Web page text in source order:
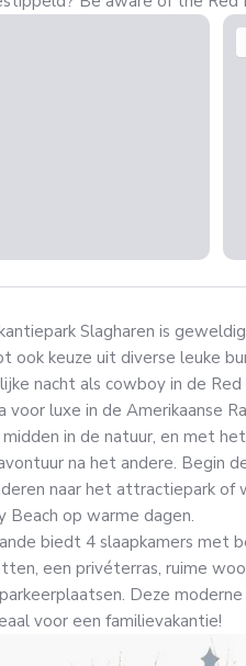
Slagharen is
ook keuze uit diverse leuke
nacht als cowboy in de
voor luxe in de Amerikaanse
in de natuur, en met
na het andere. Begin
naar het attractiepark of
Beach op warme dagen.
biedt 4 slaapkamers met
een privéterras, ruime
Deze
voor een familievakantie!